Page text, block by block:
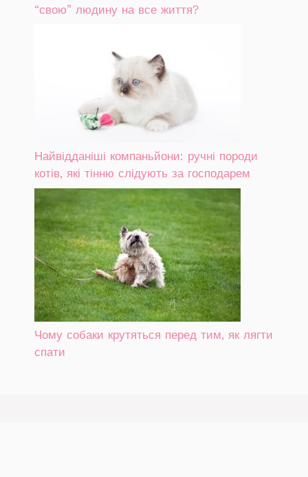
“свою” людину на все життя?
Найвідданіші компаньйони: ручні породи
котів, які тінню слідують за господарем
Чому собаки крутяться перед тим, як лягти
спати